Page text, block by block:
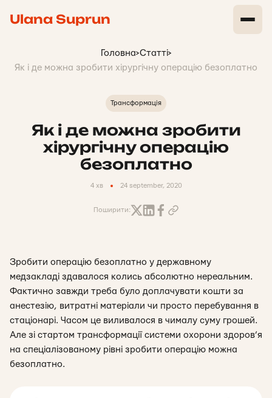
Ulana Suprun
Головна>Статті>
Як і де можна зробити хірургічну операцію безоплатно
Трансформація
Як і де можна зробити
хірургічну операцію
безоплатно
4 хв 24 september, 2020
Поширити:
Зробити операцію безоплатно у державному
медзакладі здавалося колись абсолютно нереальним.
Фактично завжди треба було доплачувати кошти за
анестезію, витратні матеріали чи просто перебування в
стаціонарі. Часом це виливалося в чималу суму грошей.
Але зі стартом трансформації системи охорони здоров’я
на спеціалізованому рівні зробити операцію можна
безоплатно.